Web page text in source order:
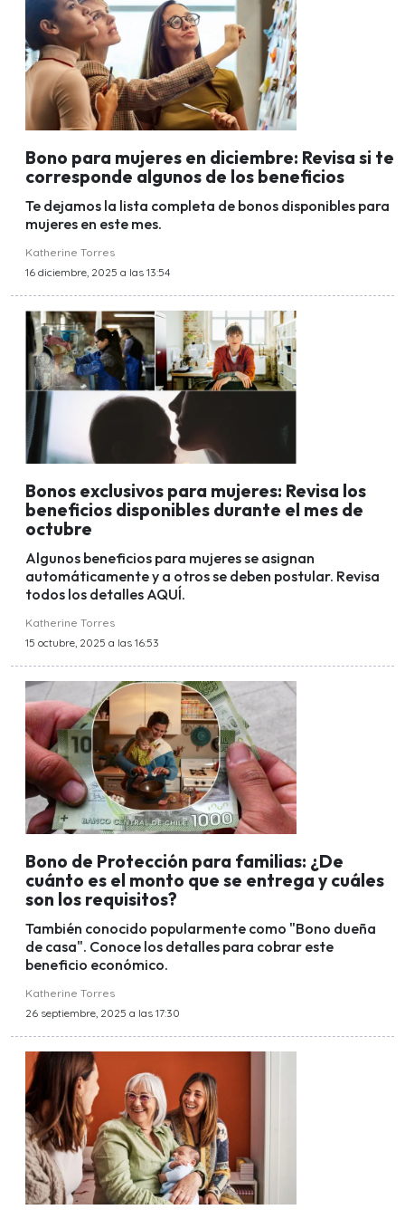
Bono para mujeres en diciembre: Revisa si te
corresponde algunos de los beneficios
Te dejamos la lista completa de bonos disponibles para
mujeres en este mes.
Katherine Torres
16 diciembre, 2025 a las 13:54
Bonos exclusivos para mujeres: Revisa los
beneficios disponibles durante el mes de
octubre
Algunos beneficios para mujeres se asignan
automáticamente y a otros se deben postular. Revisa
todos los detalles AQUÍ.
Katherine Torres
15 octubre, 2025 a las 16:53
Bono de Protección para familias: ¿De
cuánto es el monto que se entrega y cuáles
son los requisitos?
También conocido popularmente como "Bono dueña
de casa". Conoce los detalles para cobrar este
beneficio económico.
Katherine Torres
26 septiembre, 2025 a las 17:30